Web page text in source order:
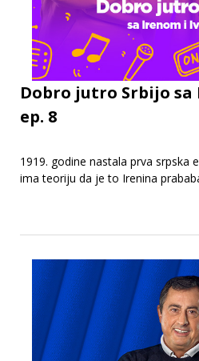
Dobro jutro Srbijo
ep. 8
1919. godine nastala prva srpska
ima teoriju da je to Irenina